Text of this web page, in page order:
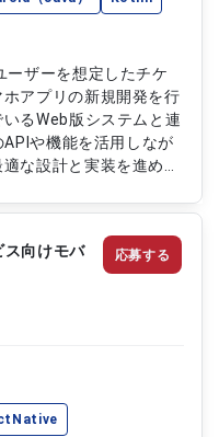
ーザーを想定したチケ
アプリの新規開発を行
るWeb版システムと連
や機能を活用しなが
な設計と実装を進めま
数のモバイル開発技術
ます。 【作業内
アプリの設計開発 ・
や機能のスマホアプリ
を用いたクロスプラッ
よびiOS向けアプリ機
ス向けモバ
応募する